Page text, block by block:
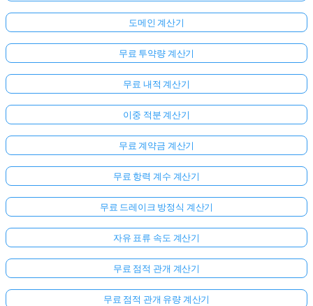
도메인 계산기
무료 투약량 계산기
무료 내적 계산기
이중 적분 계산기
무료 계약금 계산기
무료 항력 계수 계산기
무료 드레이크 방정식 계산기
자유 표류 속도 계산기
무료 점적 관개 계산기
무료 점적 관개 유량 계산기